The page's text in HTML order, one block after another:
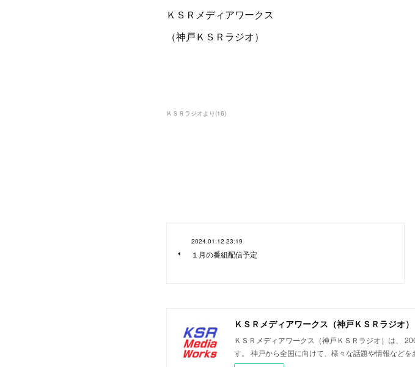
ＫＳＲメディアワークス
（神戸ＫＳＲラジオ）
ＫＳＲラジオより(16)
2024.01.12 23:19
１月の番組配信予定
ＫＳＲメディアワークス（神戸ＫＳＲラジオ）
ＫＳＲメディアワークス（神戸ＫＳＲラジオ）は、
す。 神戸から全国に向けて、様々な話題や情報などを